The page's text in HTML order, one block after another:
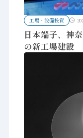
工場・設備投資
日本端子、神
の新工場建設